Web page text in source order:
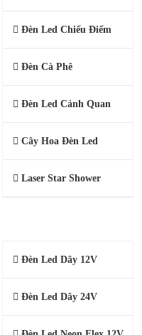
Đèn Led Chiếu Điểm
Đèn Cà Phê
Đèn Led Cảnh Quan
Cây Hoa Đèn Led
Laser Star Shower
Đèn Led Dây 12V
Đèn Led Dây 24V